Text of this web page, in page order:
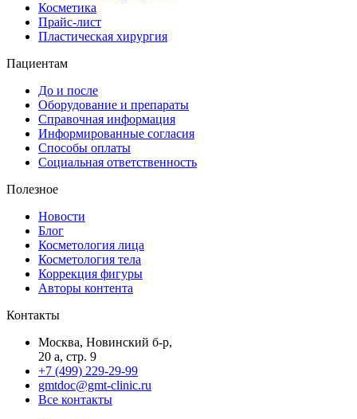
Косметика
Прайс-лист
Пластическая хирургия
Пациентам
До и после
Оборудование и препараты
Справочная информация
Информированные согласия
Способы оплаты
Социальная ответственность
Полезное
Новости
Блог
Косметология лица
Косметология тела
Коррекция фигуры
Авторы контента
Контакты
Москва, Новинский б-р,
20 а, стр. 9
+7 (499) 229-29-99
gmtdoc@gmt-clinic.ru
Все контакты